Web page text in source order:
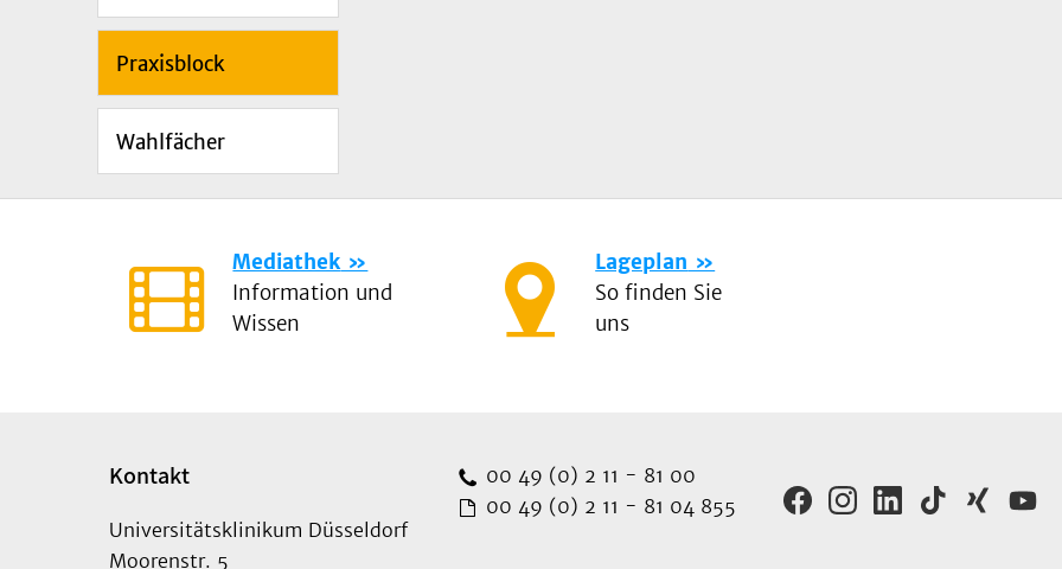
Praxisblock
Wahlfächer
Mediathek
Information und
Wissen
Lageplan
So finden Sie
uns
Kontakt
Universitätsklinikum Düsseldorf
Moorenstr. 5
00 49 (0) 2 11 - 81 00
00 49 (0) 2 11 - 81 04 855